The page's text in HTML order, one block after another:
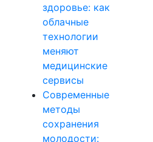
здоровье: как
облачные
технологии
меняют
медицинские
сервисы
Современные
методы
сохранения
молодости: